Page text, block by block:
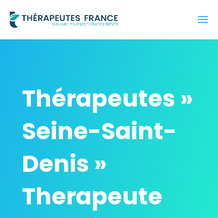
Thérapeutes »
Seine-Saint-
Denis »
Therapeute